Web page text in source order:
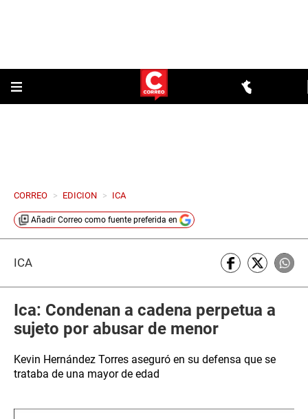
CORREO > EDICION > ICA
Añadir Correo como fuente preferida en
ICA
Ica: Condenan a cadena perpetua a
sujeto por abusar de menor
Kevin Hernández Torres aseguró en su defensa que se
trataba de una mayor de edad